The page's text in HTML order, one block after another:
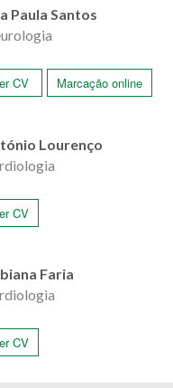
Paula Santos
CV Marcação online
Lourenço
CV
Faria
CV